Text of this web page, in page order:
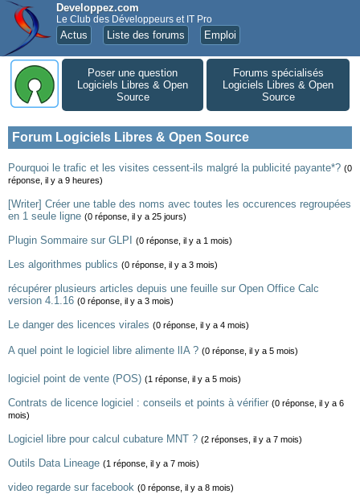
Developpez.com
Le Club des Développeurs et IT Pro
Actus Liste des forums Emploi
Poser une question
Logiciels Libres & Open
Source
Forums spécialisés
Logiciels Libres & Open
Source
Forum Logiciels Libres & Open Source
Pourquoi le trafic et les visites cessent-ils malgré la publicité payante*? (0
réponse, il y a 9 heures)
[Writer] Créer une table des noms avec toutes les occurences regroupées
en 1 seule ligne (0 réponse, il y a 25 jours)
Plugin Sommaire sur GLPI (0 réponse, il y a 1 mois)
Les algorithmes publics (0 réponse, il y a 3 mois)
récupérer plusieurs articles depuis une feuille sur Open Office Calc
version 4.1.16 (0 réponse, il y a 3 mois)
Le danger des licences virales (0 réponse, il y a 4 mois)
A quel point le logiciel libre alimente lIA ? (0 réponse, il y a 5 mois)
logiciel point de vente (POS) (1 réponse, il y a 5 mois)
Contrats de licence logiciel : conseils et points à vérifier (0 réponse, il y a 6
mois)
Logiciel libre pour calcul cubature MNT ? (2 réponses, il y a 7 mois)
Outils Data Lineage (1 réponse, il y a 7 mois)
video regarde sur facebook (0 réponse, il y a 8 mois)